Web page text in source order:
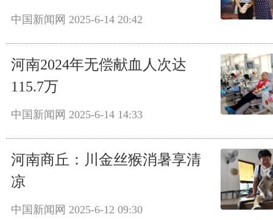
中国新闻网 2025-6-14 20:42
河南2024年无偿献血人次达
115.7万
中国新闻网 2025-6-14 14:33
河南商丘：川金丝猴消暑享清
凉
中国新闻网 2025-6-12 09:30